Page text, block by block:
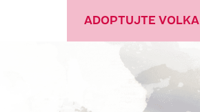
ADOPTUJTE VOLKA